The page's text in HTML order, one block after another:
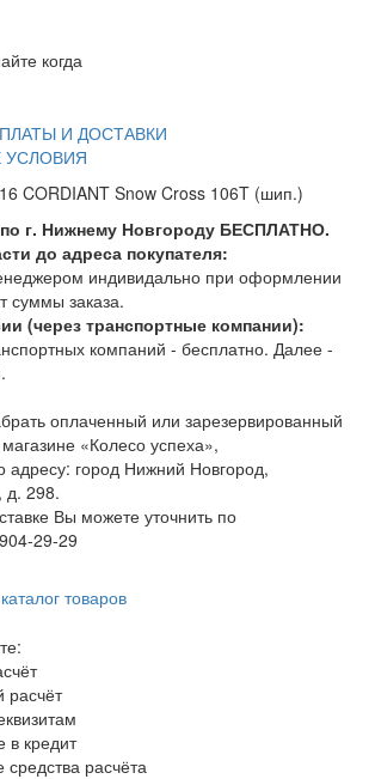
когда
И ДОСТАВКИ
УСЛОВИЯ
CORDIANT Snow Cross 106T (шип.)
г. Нижнему Новгороду БЕСПЛАТНО.
до адреса покупателя:
индивидально при оформлении
суммы заказа.
(через транспортные компании):
компаний - бесплатно. Далее -
оплаченный или зарезервированный
«Колесо успеха»,
адресу: город Нижний Новгород,
д. 298.
Вы можете уточнить по
29-29
товаров
расчёт
кредит
расчёта